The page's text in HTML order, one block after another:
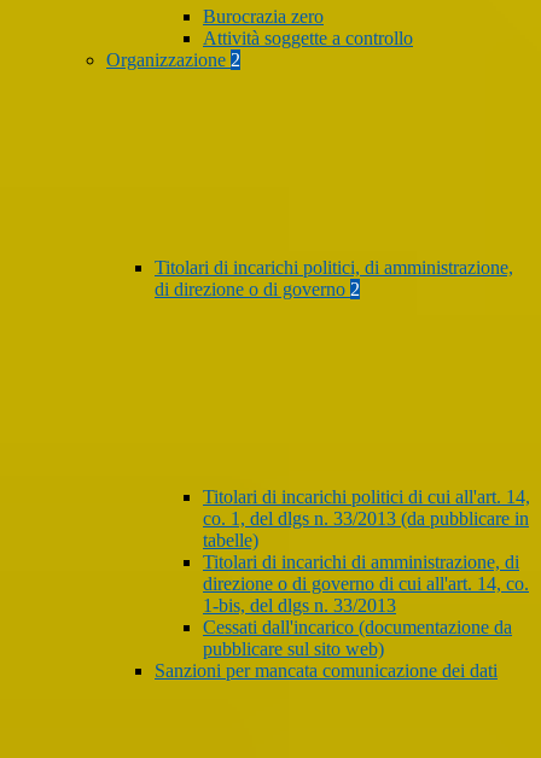
Burocrazia zero
Attività soggette a controllo
Organizzazione 2
Titolari di incarichi politici, di amministrazione,
di direzione o di governo 2
Titolari di incarichi politici di cui all'art. 14,
co. 1, del dlgs n. 33/2013 (da pubblicare in
tabelle)
Titolari di incarichi di amministrazione, di
direzione o di governo di cui all'art. 14, co.
1-bis, del dlgs n. 33/2013
Cessati dall'incarico (documentazione da
pubblicare sul sito web)
Sanzioni per mancata comunicazione dei dati